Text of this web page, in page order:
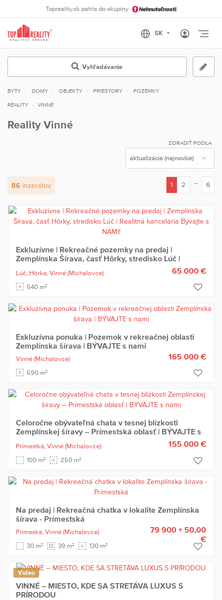
Topreality.sk patria do skupiny
Vyhľadávanie
BYTY DOMY OBJEKTY PRIESTORY POZEMKY
REALITY VINNÉ
Reality Vinné
ZORADIŤ PODĽA
86 inzerátov
1
2 ... 6
Exkluzívne | Rekreačné pozemky na predaj |
Zemplínska Šírava, časť Hôrky, stredisko Lúč |
Lúč, Hôrka, Vinné (Michalovce)
540 m2
65 000 €
Exkluzívna ponuka | Pozemok v rekreačnej oblasti
Zemplínska šírava | BÝVAJTE s nami
Vinné (Michalovce)
690 m2
165 000 €
Celoročne obývateľná chata v tesnej blízkosti
Zemplínskej šíravy – Prímestská oblasť | BÝVAJTE s
Prímestká, Vinné (Michalovce)
100 m2 250 m2
155 000 €
Na predaj | Rekreačná chatka v lokalite Zemplínska
šírava - Prímestská
Primeska, Vinné (Michalovce)
30 m2 39 m2 130 m2
79 900 + 50,00
€
Video
VINNÉ – MIESTO, KDE SA STRETÁVA LUXUS S
PRÍRODOU